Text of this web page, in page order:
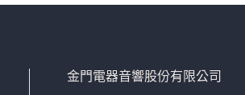
金門電器音響股份有限公司